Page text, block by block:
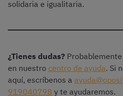
solidaria e igualitaria.
¿Tienes dudas?
en nuestro centro de ayuda. Si
aquí, escríbenos a
919040798 y te ayudaremos.